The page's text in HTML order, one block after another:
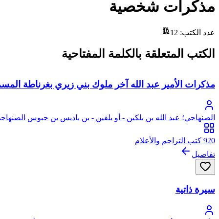
مذكرات شخصية
عدد الكتب:
12
الكتب المتعلقة بالكلمة المفتاحية
مذكرات الأمير عبد الله آخر ملوك بني زيري بغرناطة
الصنهاجي؛ عبد الله بن بلكين - أو بلقين - بن باديس بن حبوس
920 كتب التراجم والأعلام
تفاصيل
سيرة ذاتية